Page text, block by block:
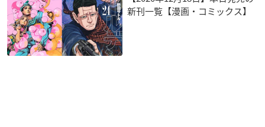
新刊一覧【漫画・コミックス】